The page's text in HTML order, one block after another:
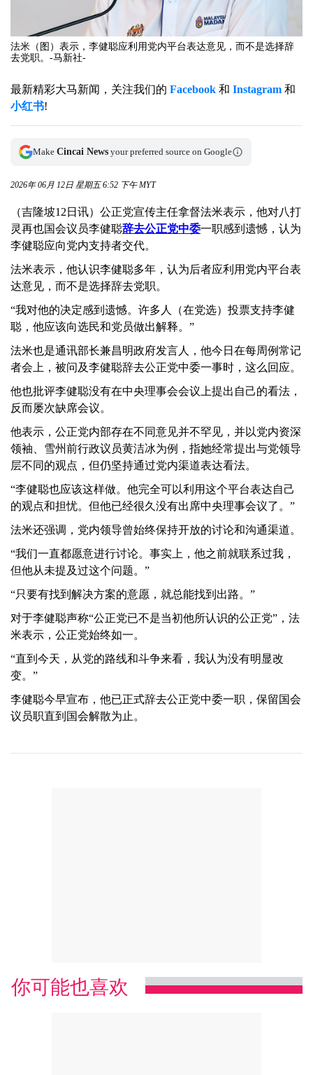
法米（图）表示，李健聪应利用党内平台表达意见，而不是选择辞
去党职。-马新社-
最新精彩大马新闻，关注我们的 Facebook 和 Instagram 和
小红书!
Make Cincai News your preferred source on Google
2026年 06月 12日 星期五 6:52 下午 MYT
（吉隆坡12日讯）公正党宣传主任拿督法米表示，他对八打
灵再也国会议员李健聪辞去公正党中委一职感到遗憾，认为
李健聪应向党内支持者交代。
法米表示，他认识李健聪多年，认为后者应利用党内平台表
达意见，而不是选择辞去党职。
“我对他的决定感到遗憾。许多人（在党选）投票支持李健
聪，他应该向选民和党员做出解释。”
法米也是通讯部长兼昌明政府发言人，他今日在每周例常记
者会上，被问及李健聪辞去公正党中委一事时，这么回应。
他也批评李健聪没有在中央理事会会议上提出自己的看法，
反而屡次缺席会议。
他表示，公正党内部存在不同意见并不罕见，并以党内资深
领袖、雪州前行政议员黄洁冰为例，指她经常提出与党领导
层不同的观点，但仍坚持通过党内渠道表达看法。
“李健聪也应该这样做。他完全可以利用这个平台表达自己
的观点和担忧。但他已经很久没有出席中央理事会议了。”
法米还强调，党内领导曾始终保持开放的讨论和沟通渠道。
“我们一直都愿意进行讨论。事实上，他之前就联系过我，
但他从未提及过这个问题。”
“只要有找到解决方案的意愿，就总能找到出路。”
对于李健聪声称“公正党已不是当初他所认识的公正党”，法
米表示，公正党始终如一。
“直到今天，从党的路线和斗争来看，我认为没有明显改
变。”
李健聪今早宣布，他已正式辞去公正党中委一职，保留国会
议员职直到国会解散为止。
你可能也喜欢